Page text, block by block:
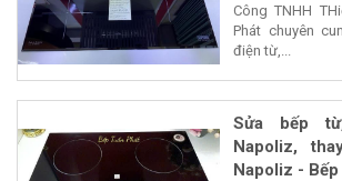
Công TNHH
Phát chuyên
điện từ,...
Sửa bếp
Napoliz,
Napoliz -